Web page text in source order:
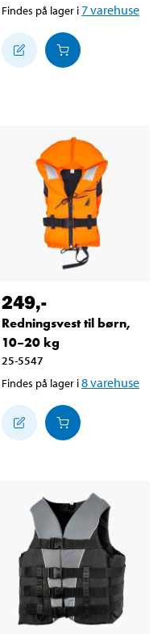
Findes på lager i7varehuse
249,-
Redningsvest til børn,
10–20 kg
25-5547
Findes på lager i8varehuse